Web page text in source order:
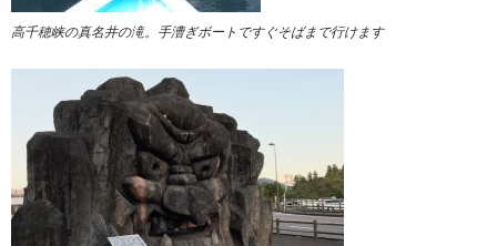
高千穂峡の真名井の滝。手漕ぎボートですぐそばまで行けます